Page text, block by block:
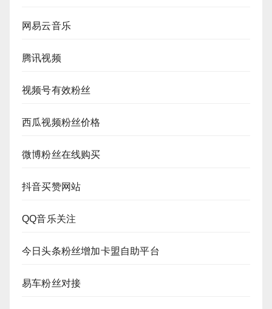
网易云音乐
腾讯视频
视频号有效粉丝
西瓜视频粉丝价格
微博粉丝在线购买
抖音买赞网站
QQ音乐关注
今日头条粉丝增加卡盟自助平台
易车粉丝对接